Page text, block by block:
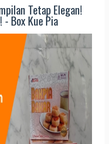
Tetap Elegan!
- Box Kue Pia